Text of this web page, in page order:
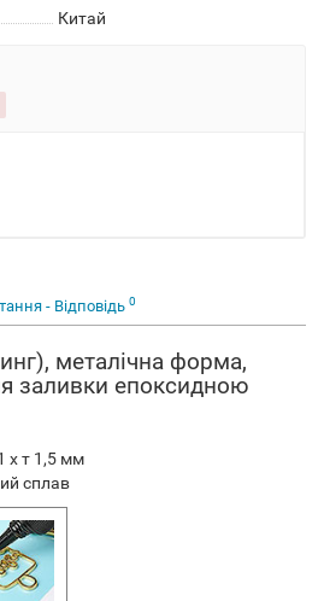
Китай
- Відповідь 0
металічна форма,
заливки епоксидною
х т 1,5 мм
сплав